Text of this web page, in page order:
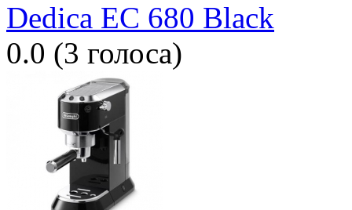
Dedica EC 680 Black
0.0 (3 голоса)